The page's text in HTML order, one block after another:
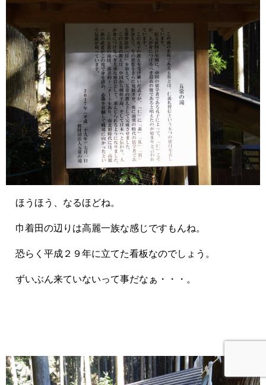
ほうほう、なるほどね。
巾着田の辺りは高麗一族な感じですもんね。
恐らく平成２９年に立てた看板なのでしょう。
ずいぶん来ていないって事だなぁ・・・。